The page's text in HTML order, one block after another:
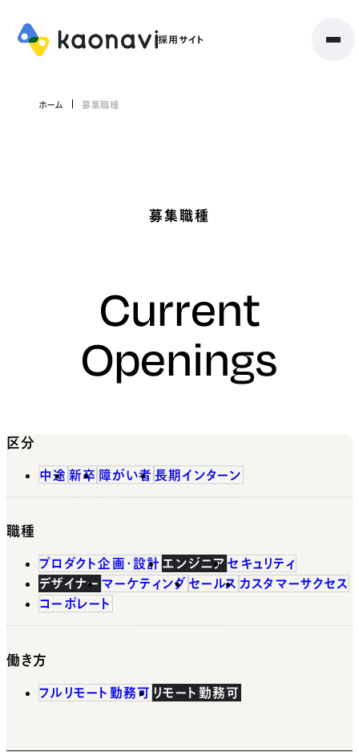
ホーム 募集職種
募集職種
Current
Openings
区分
中途 新卒 障がい者 長期インターン
職種
プロダクト企画・設計 エンジニア セキュリティ
デザイナー マーケティング セールス カスタマーサクセス
コーポレート
働き方
フルリモート勤務可 リモート勤務可